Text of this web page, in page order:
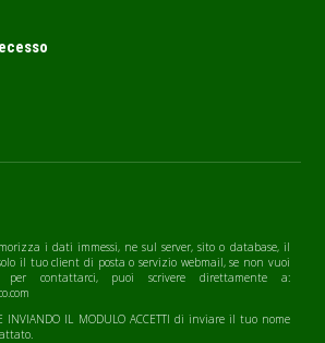
i dati immessi, ne sul server, sito o database, il
il tuo client di posta o servizio webmail, se non vuoi
per contattarci, puoi scrivere direttamente a:
INVIANDO IL MODULO ACCETTI di inviare il tuo nome